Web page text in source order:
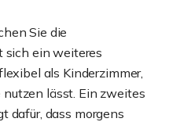
Sie die
sich ein weiteres
als Kinderzimmer,
lässt. Ein zweites
dafür, dass morgens